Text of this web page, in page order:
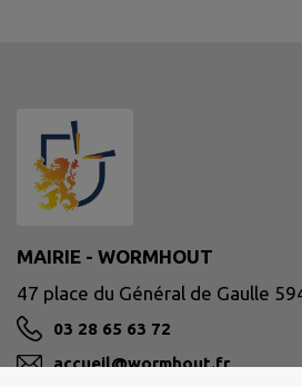
MAIRIE - WORMHOUT
47 place du Général de Gaulle
03 28 65 63 72
accueil@wormhout.fr